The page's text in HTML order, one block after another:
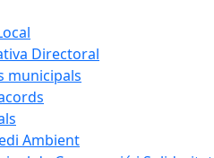
Directoral
municipals
Ambient